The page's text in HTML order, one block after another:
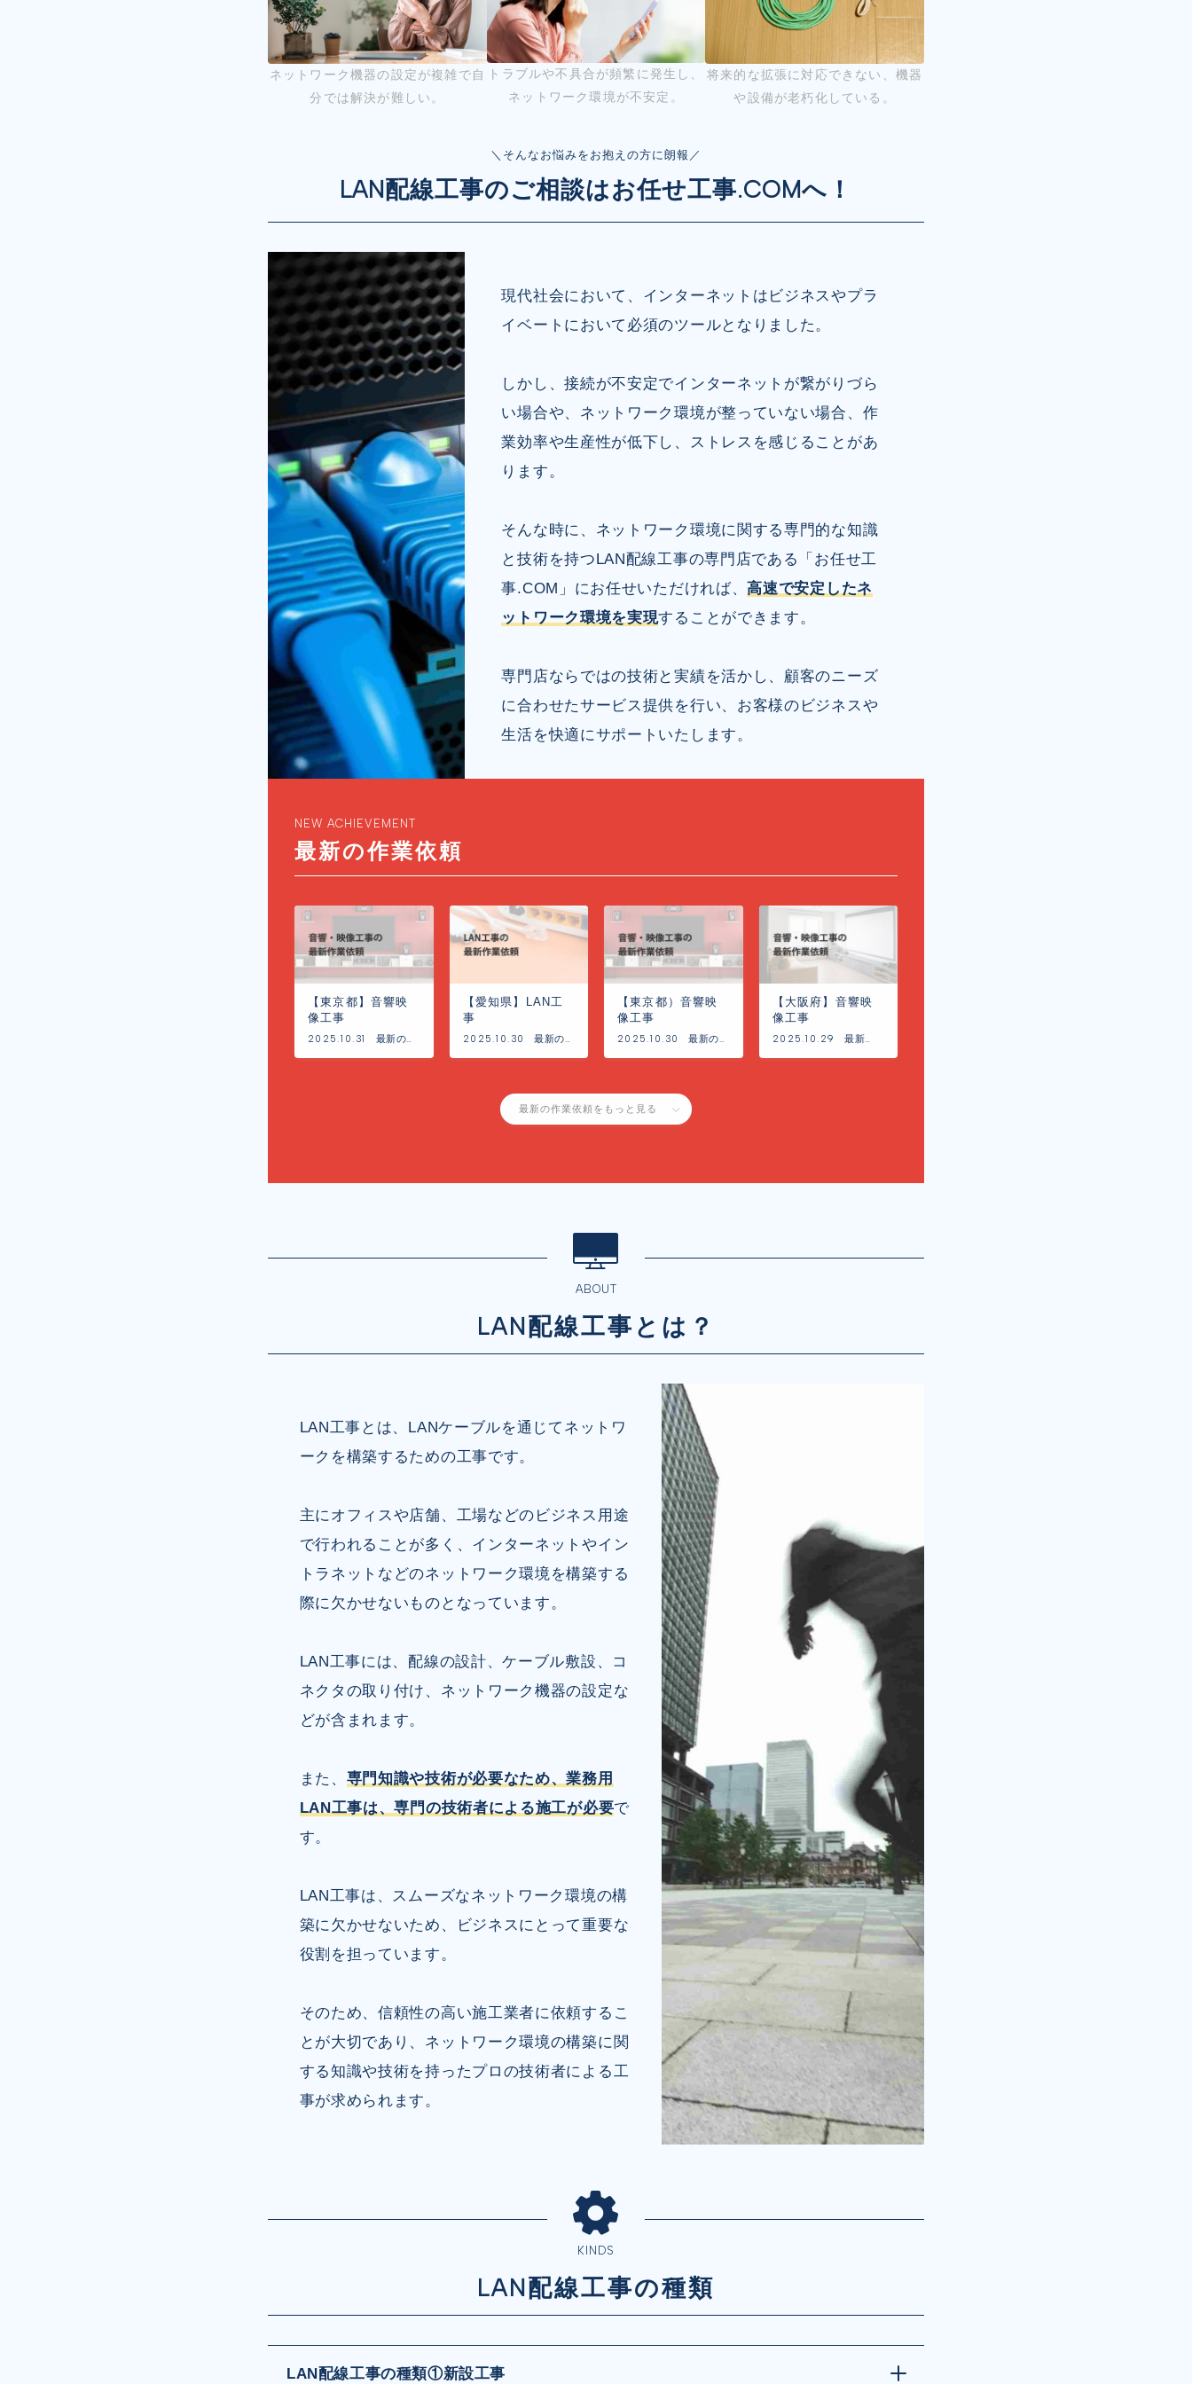
ネットワーク機器の設定が複雑で自
分では解決が難しい。
トラブルや不具合が頻繁に発生し、
ネットワーク環境が不安定。
将来的な拡張に対応できない、機器
や設備が老朽化している。
＼そんなお悩みをお抱えの方に朗報／
LAN配線工事のご相談はお任せ工事.COMへ！
現代社会において、インターネットはビジネスやプラ
イベートにおいて必須のツールとなりました。
しかし、接続が不安定でインターネットが繋がりづら
い場合や、ネットワーク環境が整っていない場合、作
業効率や生産性が低下し、ストレスを感じることがあ
ります。
そんな時に、ネットワーク環境に関する専門的な知識
と技術を持つLAN配線工事の専門店である「お任せ工
事.COM」にお任せいただければ、高速で安定したネ
ットワーク環境を実現することができます。
専門店ならではの技術と実績を活かし、顧客のニーズ
に合わせたサービス提供を行い、お客様のビジネスや
生活を快適にサポートいたします。
NEW ACHIEVEMENT
最新の作業依頼
【東京都】音響映
像工事
2025.10.31
最新の
工事事
【愛知県】LAN工
事
2025.10.30
最新の
工事事
【東京都）音響映
像工事
2025.10.30
最新の
工事事
【大阪府】音響映
像工事
2025.10.29
最新の
工事事
最新の作業依頼をもっと見る
ABOUT
LAN配線工事とは？
LAN工事とは、LANケーブルを通じてネットワ
ークを構築するための工事です。
主にオフィスや店舗、工場などのビジネス用途
で行われることが多く、インターネットやイン
トラネットなどのネットワーク環境を構築する
際に欠かせないものとなっています。
LAN工事には、配線の設計、ケーブル敷設、コ
ネクタの取り付け、ネットワーク機器の設定な
どが含まれます。
また、 専門知識や技術が必要なため、業務用
LAN工事は、専門の技術者による施工が必要で
す。
LAN工事は、スムーズなネットワーク環境の構
築に欠かせないため、ビジネスにとって重要な
役割を担っています。
そのため、信頼性の高い施工業者に依頼するこ
とが大切であり、ネットワーク環境の構築に関
する知識や技術を持ったプロの技術者による工
事が求められます。
KINDS
LAN配線工事の種類
LAN配線工事の種類①新設工事